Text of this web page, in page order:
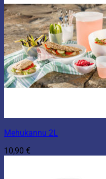
Mehukannu 2L
10,90 €